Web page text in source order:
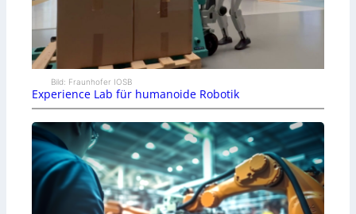
Bild: Fraunhofer IOSB
Experience Lab für humanoide Robotik